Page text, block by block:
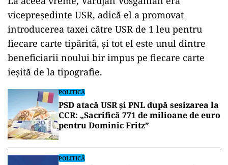
vicepreședinte USR, adică el a promovat
introducerea taxei către USR de 1 leu pentru
fiecare carte tipărită, și tot el este unul dintre
beneficiarii noului bir impus pe fiecare carte
ieșită de la tipografie.
POLITICĂ
PSD atacă USR și PNL după sesizarea la
CCR: „Sacrifică 771 de milioane de euro
pentru Dominic Fritz”
POLITICĂ